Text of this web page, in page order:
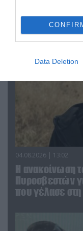
Data Deletion
04.08.2026 | 13:02
Η ανακοίνωση
Πυροσβεστών
που γέλασε